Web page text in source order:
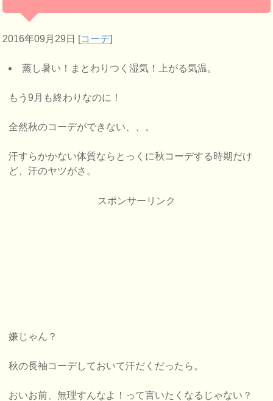
2016年09月29日 [コーデ]
蒸し暑い！まとわりつく湿気！上がる気温。
もう9月も終わりなのに！
全然秋のコーデができない、、。
汗すらかかない体質ならとっくに秋コーデする時期だけ
ど、汗のヤツがさ。
スポンサーリンク
嫌じゃん？
秋の長袖コーデしておいて汗だくだったら。
おいお前、無理すんなよ！って言いたくなるじゃない？